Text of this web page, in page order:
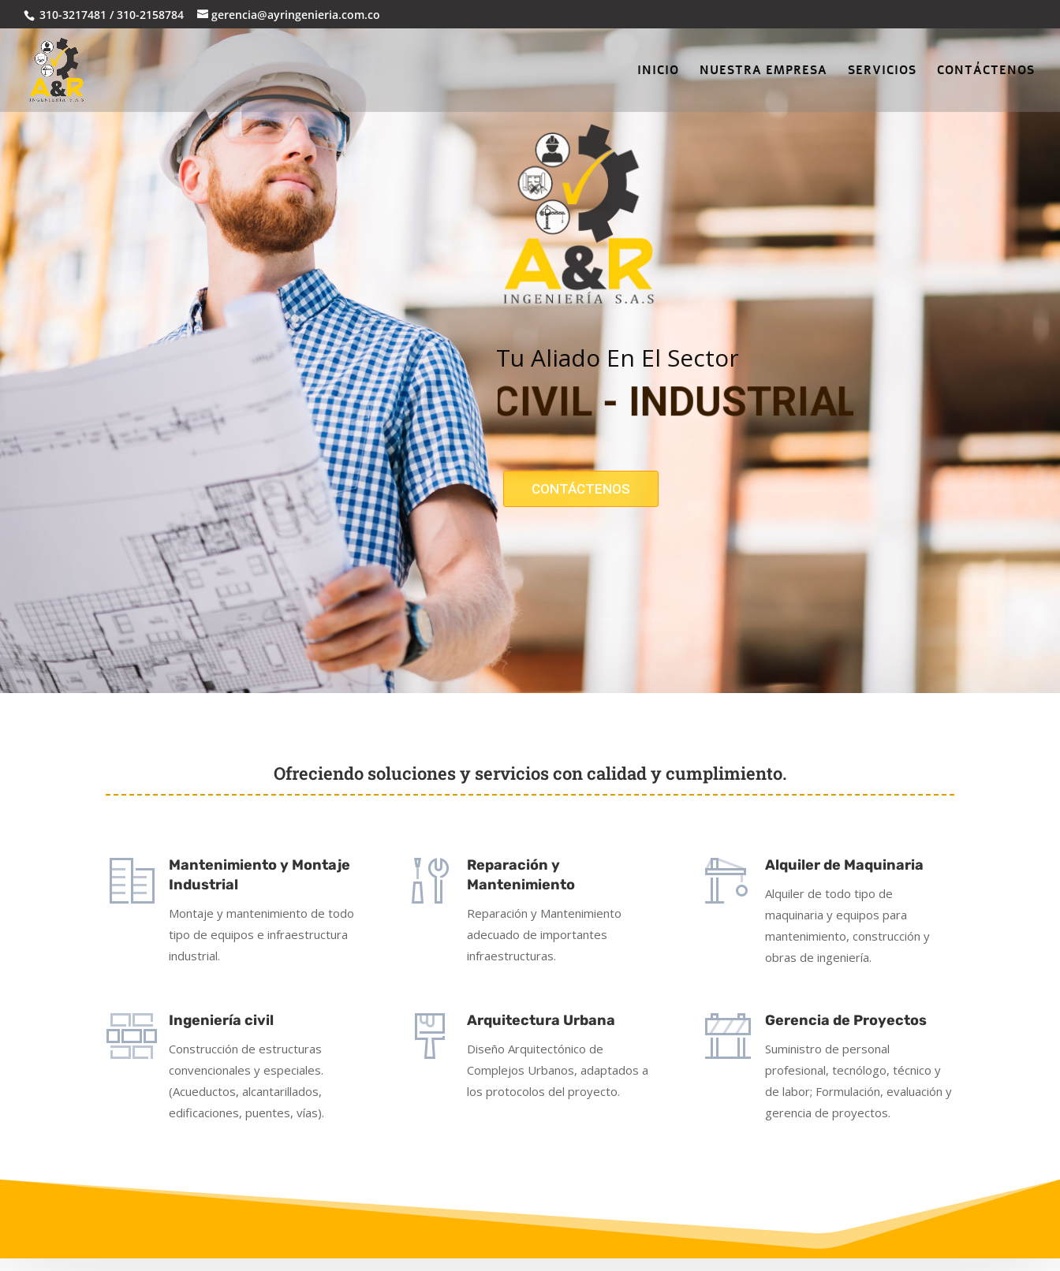
310-3217481 / 310-2158784 gerencia@ayringenieria.com.co
INICIO NUESTRA EMPRESA SERVICIOS CONTÁCTENOS
CONTÁCTENOS
Ofreciendo soluciones y servicios con calidad y cumplimiento.
Mantenimiento y Montaje
Industrial
Montaje y mantenimiento de todo
tipo de equipos e infraestructura
industrial.
Reparación y
Mantenimiento
Reparación y Mantenimiento
adecuado de importantes
infraestructuras.
Alquiler de Maquinaria
Alquiler de todo tipo de
maquinaria y equipos para
mantenimiento, construcción y
obras de ingeniería.
Ingeniería civil
Construcción de estructuras
convencionales y especiales.
(Acueductos, alcantarillados,
edificaciones, puentes, vías).
Arquitectura Urbana
Diseño Arquitectónico de
Complejos Urbanos, adaptados a
los protocolos del proyecto.
Gerencia de Proyectos
Suministro de personal
profesional, tecnólogo, técnico y
de labor; Formulación, evaluación y
gerencia de proyectos.